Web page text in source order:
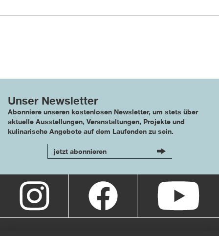
Unser Newsletter
Abonniere unseren kostenlosen Newsletter, um stets über
aktuelle Ausstellungen, Veranstaltungen, Projekte und
kulinarische Angebote auf dem Laufenden zu sein.
jetzt abonnieren